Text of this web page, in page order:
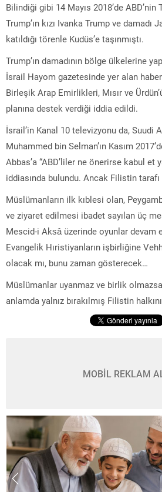
Bilindiği gibi 14 Mayıs 2018’de
Trump’ın kızı Ivanka Trump ve damadı
katıldığı törenle Kudüs’e taşınmıştı.
Trump’ın damadının bölge ülkelerine
İsrail Hayom gazetesinde yer alan
Birleşik Arap Emirlikleri, Mısır ve
planına destek verdiği iddia edildi.
İsrail’in Kanal 10 televizyonu da, Suudi
Muhammed bin Selman’ın Kasım
Abbas’a “ABD’liler ne önerirse kabul et
iddiasında bulundu. Ancak Filistin tarafı
Müslümanların ilk kıblesi olan,
ve ziyaret edilmesi ibadet sayılan üç
Mescid-i Aksâ üzerinde oyunlar devam
Evangelik Hıristiyanların işbirliğine
olacak mı, bunu zaman gösterecek…
Müslümanlar uyanmaz ve birlik
anlamda yalnız bırakılmış Filistin
MOBİL REKLAM